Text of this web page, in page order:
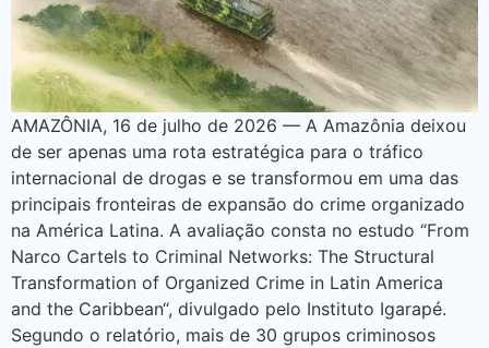
AMAZÔNIA, 16 de julho de 2026 — A Amazônia deixou
de ser apenas uma rota estratégica para o tráfico
internacional de drogas e se transformou em uma das
principais fronteiras de expansão do crime organizado
na América Latina. A avaliação consta no estudo “From
Narco Cartels to Criminal Networks: The Structural
Transformation of Organized Crime in Latin America
and the Caribbean“, divulgado pelo Instituto Igarapé.
Segundo o relatório, mais de 30 grupos criminosos